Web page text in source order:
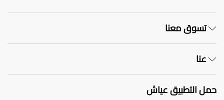
تسوق معنا
عنا
حمل التطبيق عياش